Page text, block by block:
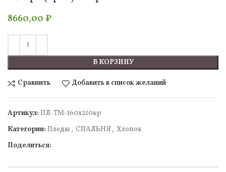
8660,00 ₽
В КОРЗИНУ
Сравнить Добавить в список желаний
Артикул: ПЛ-ТМ-160х210кр
Категории: Пледы , СПАЛЬНЯ , Хлопок
Поделиться: